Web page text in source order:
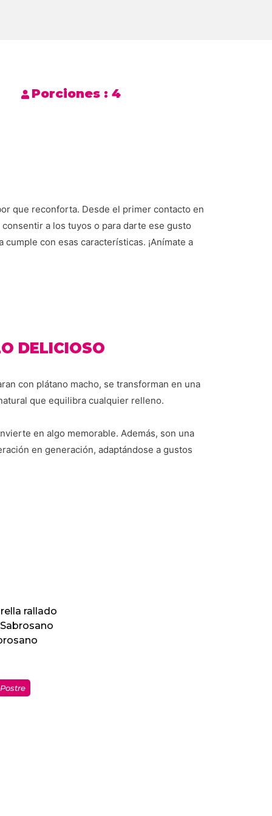
Porciones :4
que reconforta. Desde el primer contacto en
a los tuyos o para darte ese gusto
con esas características. ¡Anímate a
DELICIOSO
con plátano macho, se transforman en una
que equilibra cualquier relleno.
en algo memorable. Además, son una
en generación, adaptándose a gustos
rallado
Postre